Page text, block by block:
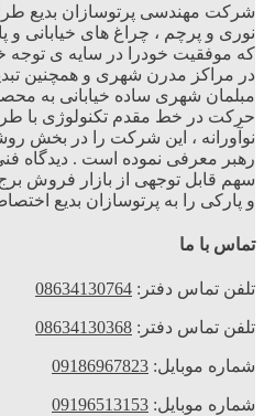
مهندسی پرتوسازان بدیع طراح
و پرچم ، چراغ های خیابانی و
موفقیت خودرا در سایه ی توجه
مراکز مدرن شهری و همچنین
شهری ساده خیابانی به
در خط مقدم تکنولوژی با
، این شرکت را در بخش
معرفی نموده است . دیدگاه فنی
قابل توجهی از بازار فروش برج
پارکی را به پرتوسازان بدیع
با ما
تماس دفتر: 08634130764
تماس دفتر: 08634130368
موبایل:09186967823
موبایل:09196513153